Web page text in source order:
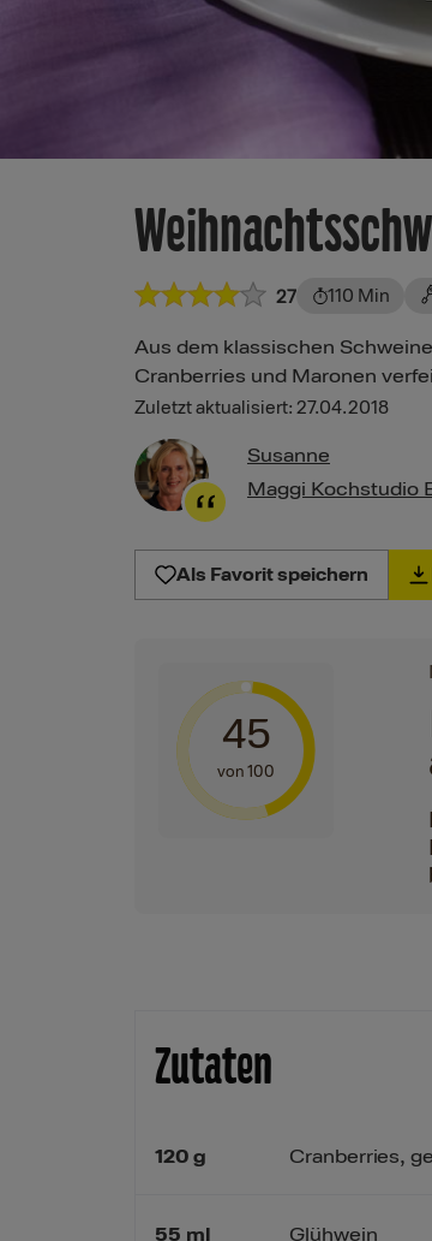
27 110 Min
Aus dem klassischen
Cranberries und Maronen
Zuletzt aktualisiert: 27.04.2018
Susanne
Maggi Kochstudio
Als Favorit speichern
45
von 100
Zutaten
120 g
55 ml
Cranberries,
Glühwein